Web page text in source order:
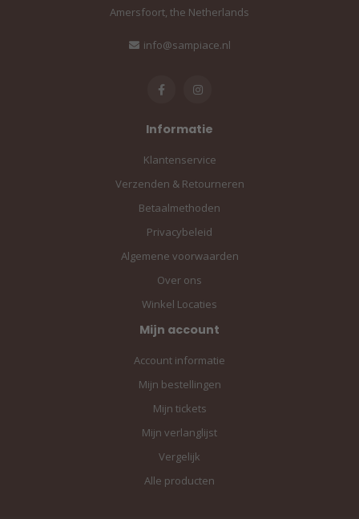
Amersfoort, the Netherlands
info@sampiace.nl
Informatie
Klantenservice
Verzenden & Retourneren
Betaalmethoden
Privacybeleid
Algemene voorwaarden
Over ons
Winkel Locaties
Mijn account
Account informatie
Mijn bestellingen
Mijn tickets
Mijn verlanglijst
Vergelijk
Alle producten